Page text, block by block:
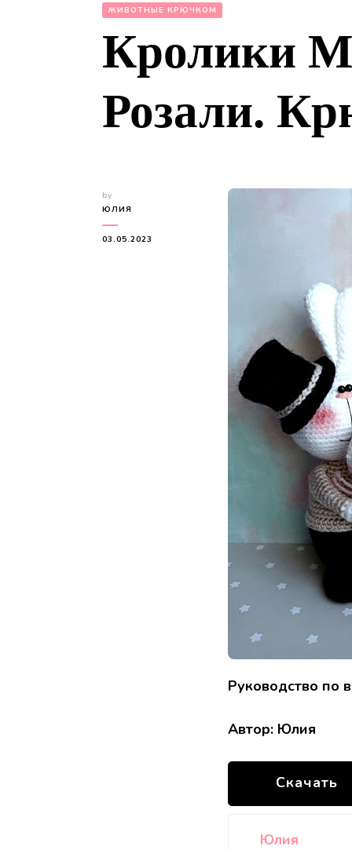
ЖИВОТНЫЕ КРЮЧКОМ
Кролики
Розали.
by
ЮЛИЯ
03.05.2023
Руководство по
Автор: Юлия
Скачать
Юлия